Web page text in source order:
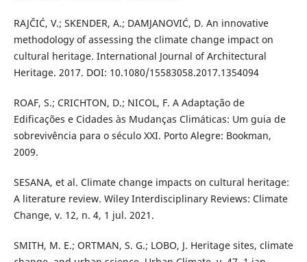
RAJČIĆ, V.; SKENDER, A.; DAMJANOVIĆ, D. An innovative
methodology of assessing the climate change impact on
cultural heritage. International Journal of Architectural
Heritage. 2017. DOI: 10.1080/15583058.2017.1354094
ROAF, S.; CRICHTON, D.; NICOL, F. A Adaptação de
Edificações e Cidades às Mudanças Climáticas: Um guia de
sobrevivência para o século XXI. Porto Alegre: Bookman,
2009.
SESANA, et al. Climate change impacts on cultural heritage:
A literature review. Wiley Interdisciplinary Reviews: Climate
Change, v. 12, n. 4, 1 jul. 2021.
SMITH, M. E.; ORTMAN, S. G.; LOBO, J. Heritage sites, climate